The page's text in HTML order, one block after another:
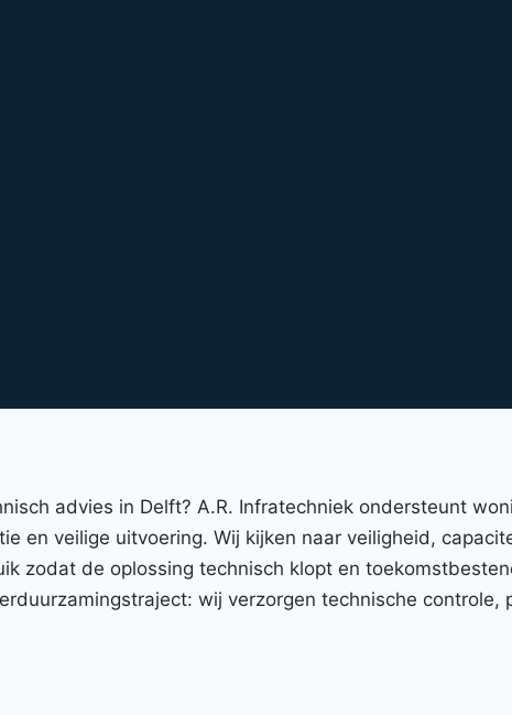
advies in Delft? A.R. Infratechniek ondersteunt
en veilige uitvoering. Wij kijken naar veiligheid,
zodat de oplossing technisch klopt en
wij verzorgen technische controle,